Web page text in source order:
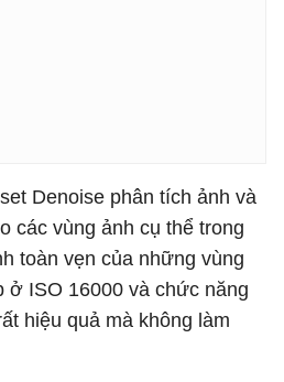
Denoise phân tích ảnh và
các vùng ảnh cụ thể trong
toàn vẹn của những vùng
ở ISO 16000 và chức năng
hiệu quả mà không làm